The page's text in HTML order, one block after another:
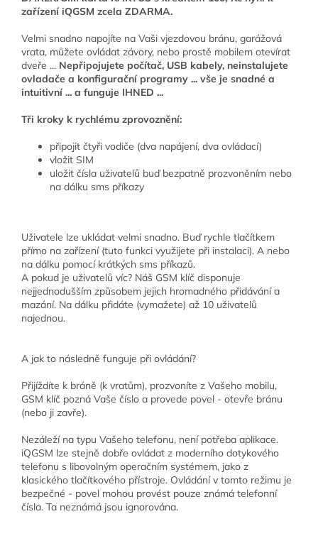
zařízení iQGSM zcela ZDARMA.
Velmi snadno napojíte na Vaši vjezdovou bránu, garážová
vrata, můžete ovládat závory, nebo prostě mobilem otevírat
dveře ... Nepřipojujete počítač, USB kabely, neinstalujete
ovladače a konfigurační programy ... vše je snadné a
intuitivní ... a funguje IHNED ...
Tři kroky k rychlému zprovoznění:
připojit čtyři vodiče (dva napájení, dva ovládací)
vložit SIM
uložit čísla uživatelů buď bezpatně prozvoněním nebo
na dálku sms příkazy
Uživatele lze ukládat velmi snadno. Buď rychle tlačítkem
přímo na zařízení (tuto funkci využijete při instalaci). A nebo
na dálku pomocí krátkých sms příkazů.
A pokud je uživatelů víc? Náš GSM klíč disponuje
nejjednodušším způsobem jejich hromadného přidávání a
mazání. Na dálku přidáte (vymažete) až 10 uživatelů
najednou.
A jak to následně funguje při ovládání?
Přijíždíte k bráně (k vratům), prozvoníte z Vašeho mobilu,
GSM klíč pozná Vaše číslo a provede povel - otevře bránu
(nebo ji zavře).
Nezáleží na typu Vašeho telefonu, není potřeba aplikace.
iQGSM lze stejně dobře ovládat z moderního dotykového
telefonu s libovolným operačním systémem, jako z
klasického tlačítkového přístroje. Ovládání v tomto režimu je
bezpečné - povel mohou provést pouze známá telefonní
čísla. Ta neznámá jsou ignorována.